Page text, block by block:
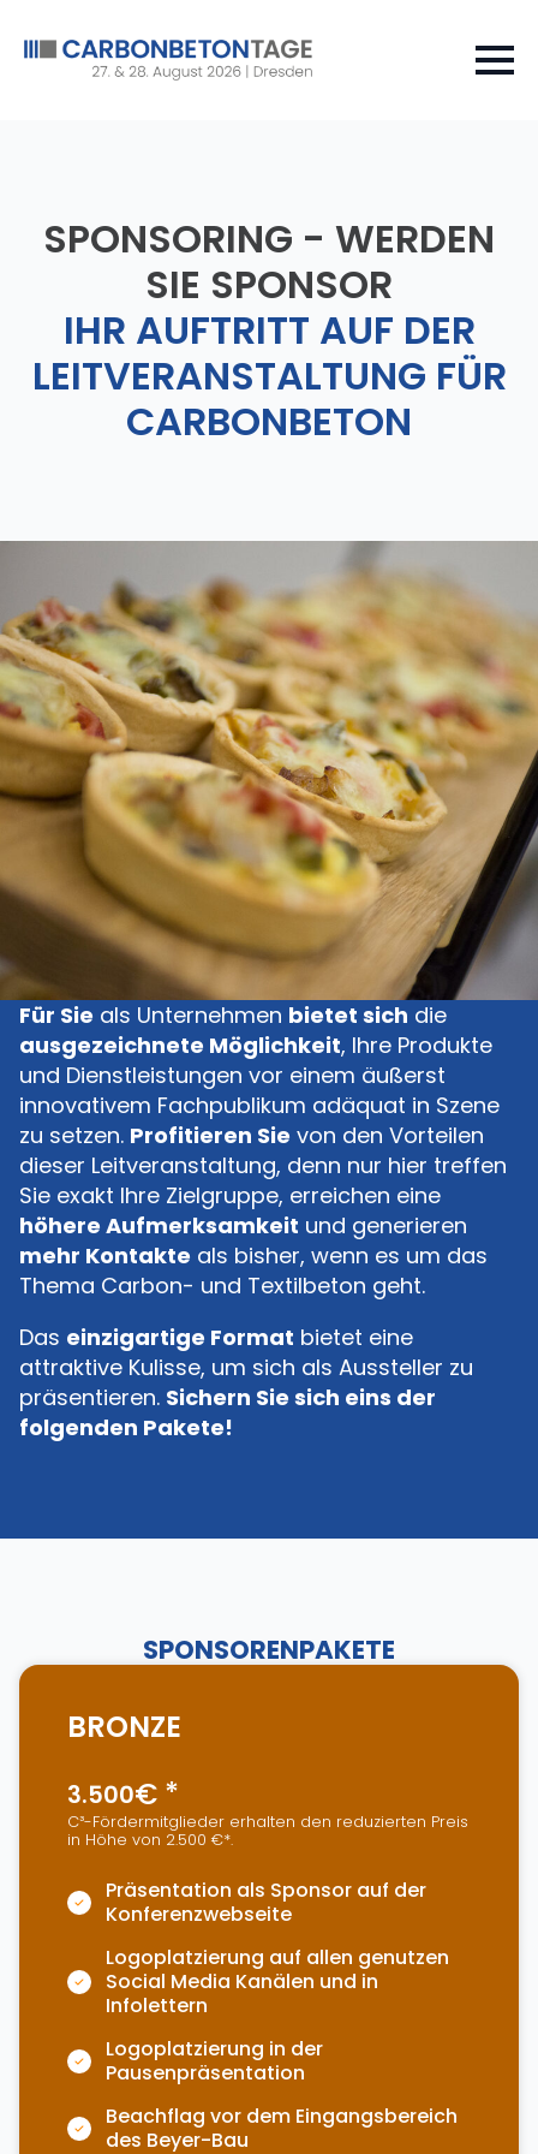
SPONSORING - WERDEN
SIE SPONSOR
IHR AUFTRITT AUF DER
LEITVERANSTALTUNG FÜR
CARBONBETON
Für Sie als Unternehmen bietet sich die
ausgezeichnete Möglichkeit, Ihre Produkte
und Dienstleistungen vor einem äußerst
innovativem Fachpublikum adäquat in Szene
zu setzen. Profitieren Sie von den Vorteilen
dieser Leitveranstaltung, denn nur hier treffen
Sie exakt Ihre Zielgruppe, erreichen eine
höhere Aufmerksamkeit und generieren
mehr Kontakte als bisher, wenn es um das
Thema Carbon- und Textilbeton geht.
Das einzigartige Format bietet eine
attraktive Kulisse, um sich als Aussteller zu
präsentieren. Sichern Sie sich eins der
folgenden Pakete!
SPONSORENPAKETE
BRONZE
€ *
3.500
C³-Fördermitglieder erhalten den reduzierten Preis
in Höhe von 2.500 €*.
Präsentation als Sponsor auf der
Konferenzwebseite
Logoplatzierung auf allen genutzen
Social Media Kanälen und in
Infolettern
Logoplatzierung in der
Pausenpräsentation
Beachflag vor dem Eingangsbereich
des Beyer-Bau